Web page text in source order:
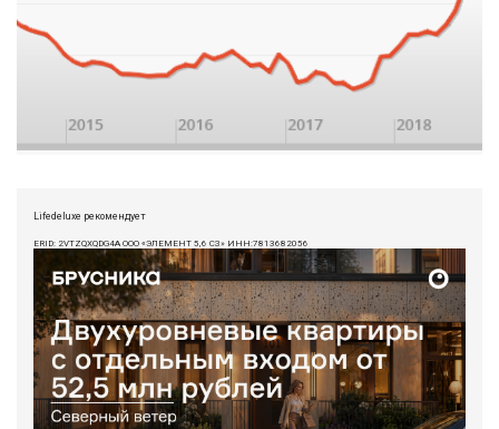
Lifedeluxe рекомендует
ERID: 2VTZQXQDG4A ООО «ЭЛЕМЕНТ 5,6 СЗ» ИНН:7813682056